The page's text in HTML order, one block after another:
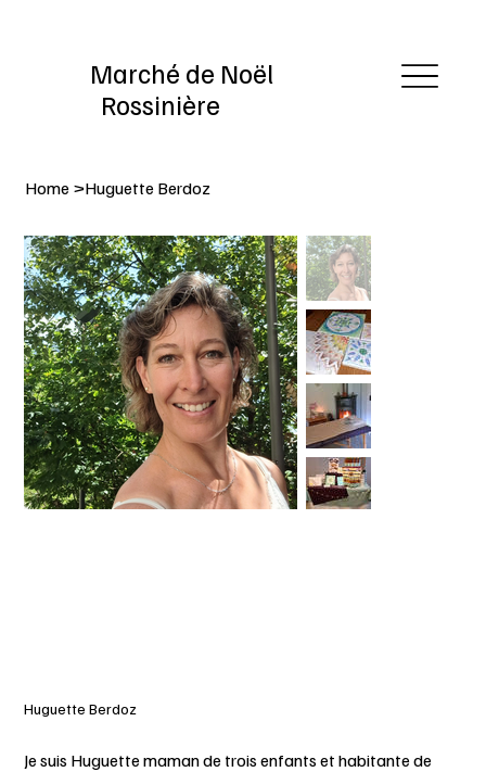
Marché de Noël
Rossinière
Home >Huguette Berdoz
Huguette Berdoz
Je suis Huguette maman de trois enfants et habitante de